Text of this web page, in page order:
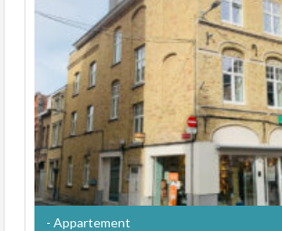
- Appartement